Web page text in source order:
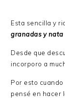
Esta sencilla y
granadas y nata
Desde que
incorporo a
Por esto
pensé en hacer